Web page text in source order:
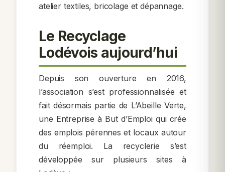
atelier textiles, bricolage et dépannage.
Le Recyclage
Lodévois aujourd’hui
Depuis son ouverture en 2016,
l’association s’est professionnalisée et
fait désormais partie de L’Abeille Verte,
une Entreprise à But d’Emploi qui crée
des emplois pérennes et locaux autour
du réemploi. La recyclerie s’est
développée sur plusieurs sites à